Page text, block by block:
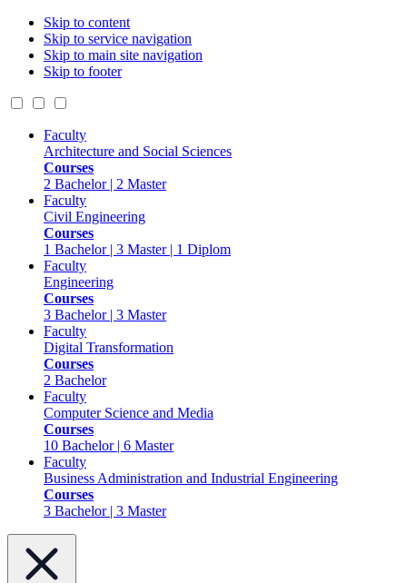
Skip to content
Skip to service navigation
Skip to main site navigation
Skip to footer
Faculty
Architecture and Social Sciences
Courses
2 Bachelor | 2 Master
Faculty
Civil Engineering
Courses
1 Bachelor | 3 Master | 1 Diplom
Faculty
Engineering
Courses
3 Bachelor | 3 Master
Faculty
Digital Transformation
Courses
2 Bachelor
Faculty
Computer Science and Media
Courses
10 Bachelor | 6 Master
Faculty
Business Administration and Industrial Engineering
Courses
3 Bachelor | 3 Master